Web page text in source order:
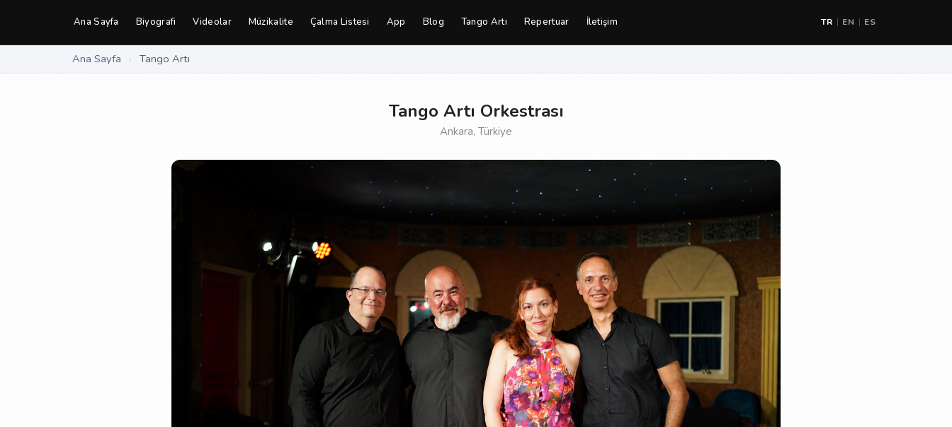
Ana Sayfa Biyografi Videolar Müzikalite Çalma Listesi App Blog Tango Artı Repertuar İletişim TR EN ES
Ana Sayfa › Tango Artı
Tango Artı Orkestrası
Ankara, Türkiye